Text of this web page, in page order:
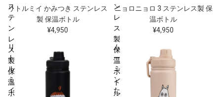
ス
テ
ン
レ
ス
製
保
温
ボ
リトルミイ かみつき ステンレス
製 保温ボトル
¥4,950
ン
レ
ス
製
保
温
ボ
ト
ル
ニョロニョロ 3 ステンレス製 保
温ボトル
¥4,950
リ
ト
ル
ミ
イ
ム
ー
ミ
ン
た